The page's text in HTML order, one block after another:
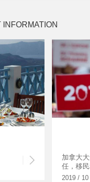
INFORMATION
加拿大
任，移
2019 /